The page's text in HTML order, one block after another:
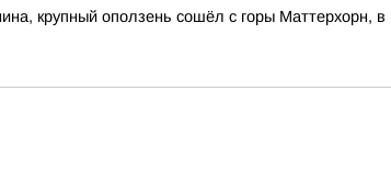
крупный оползень сошёл с горы Маттерхорн,